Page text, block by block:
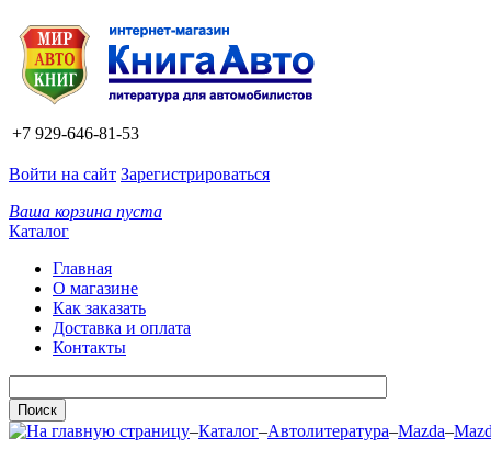
+7 929-646-81-53
Войти на сайт Зарегистрироваться
Ваша корзина пуста
Каталог
Главная
О магазине
Как заказать
Доставка и оплата
Контакты
–Каталог–Автолитература–Mazda–